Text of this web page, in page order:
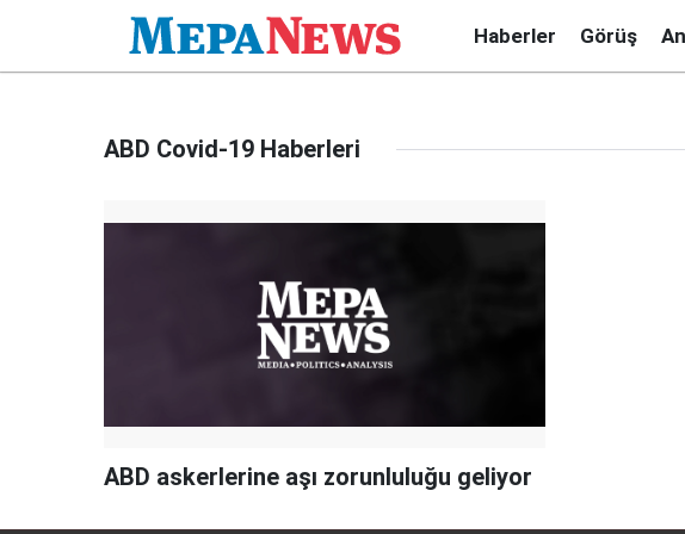
Haberler Görüş
ABD Covid-19 Haberleri
ABD askerlerine aşı zorunluluğu geliyor